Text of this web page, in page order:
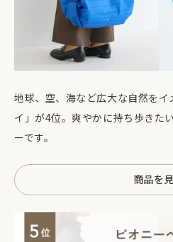
地球、空、海など広大な自然を
イ」が4位。爽やかに持ち歩きた
ーです。
商品を